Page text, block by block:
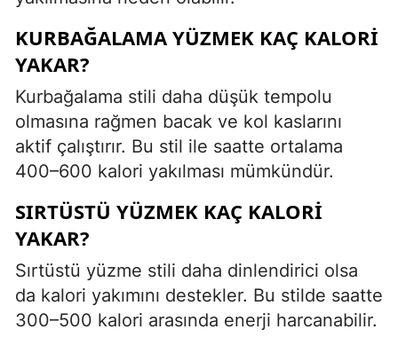
KURBAĞALAMA YÜZMEK KAÇ KALORI
YAKAR?
Kurbağalama stili daha düşük tempolu
olmasına rağmen bacak ve kol kaslarını
aktif çalıştırır. Bu stil ile saatte ortalama
400–600 kalori yakılması mümkündür.
SIRTÜSTÜ YÜZMEK KAÇ KALORI
YAKAR?
Sırtüstü yüzme stili daha dinlendirici olsa
da kalori yakımını destekler. Bu stilde saatte
300–500 kalori arasında enerji harcanabilir.